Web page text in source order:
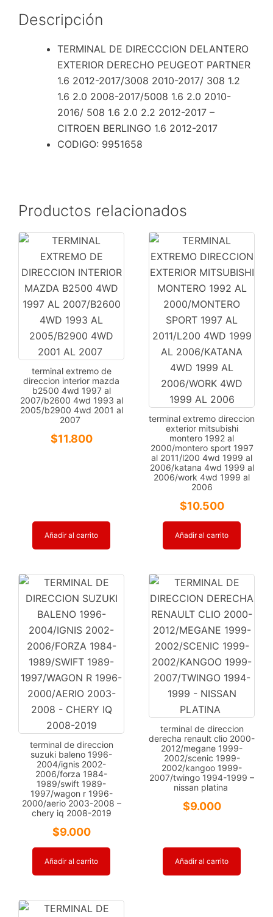
2010-
2017/
308
1.2
1.6
2.0
2008-
2010-
508
2.0
2.2
2012-
BERLINGO
1.6
2012-
2017
cantidad
Descripción
TERMINAL DE DIRECCCION DELANTERO
EXTERIOR DERECHO PEUGEOT PARTNER
1.6 2012-2017/3008 2010-2017/ 308 1.2
1.6 2.0 2008-2017/5008 1.6 2.0 2010-
2016/ 508 1.6 2.0 2.2 2012-2017 –
CITROEN BERLINGO 1.6 2012-2017
CODIGO: 9951658
Productos relacionados
terminal extremo de
direccion interior mazda
b2500 4wd 1997 al
2007/b2600 4wd 1993 al
2005/b2900 4wd 2001 al
2007
$11.800
Añadir al carrito
terminal extremo direccion
exterior mitsubishi
montero 1992 al
2000/montero sport 1997
al 2011/l200 4wd 1999 al
2006/katana 4wd 1999 al
2006/work 4wd 1999 al
2006
$10.500
Añadir al carrito
terminal de direccion
suzuki baleno 1996-
2004/ignis 2002-
2006/forza 1984-
1989/swift 1989-
1997/wagon r 1996-
2000/aerio 2003-2008 –
chery iq 2008-2019
$9.000
Añadir al carrito
terminal de direccion
derecha renault clio 2000-
2012/megane 1999-
2002/scenic 1999-
2002/kangoo 1999-
2007/twingo 1994-1999 –
nissan platina
$9.000
Añadir al carrito